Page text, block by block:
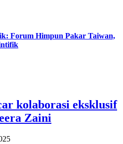
Forum Himpun Pakar Taiwan,
kolaborasi eksklusif
Zaini